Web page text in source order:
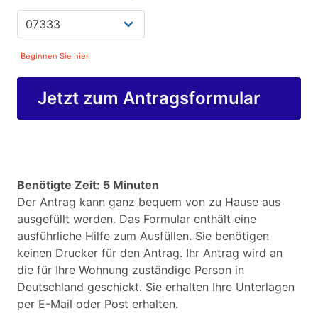
Beginnen Sie hier.
Jetzt zum Antragsformular
Benötigte Zeit: 5 Minuten
Der Antrag kann ganz bequem von zu Hause aus
ausgefüllt werden. Das Formular enthält eine
ausführliche Hilfe zum Ausfüllen. Sie benötigen
keinen Drucker für den Antrag. Ihr Antrag wird an
die für Ihre Wohnung zuständige Person in
Deutschland geschickt. Sie erhalten Ihre Unterlagen
per E-Mail oder Post erhalten.